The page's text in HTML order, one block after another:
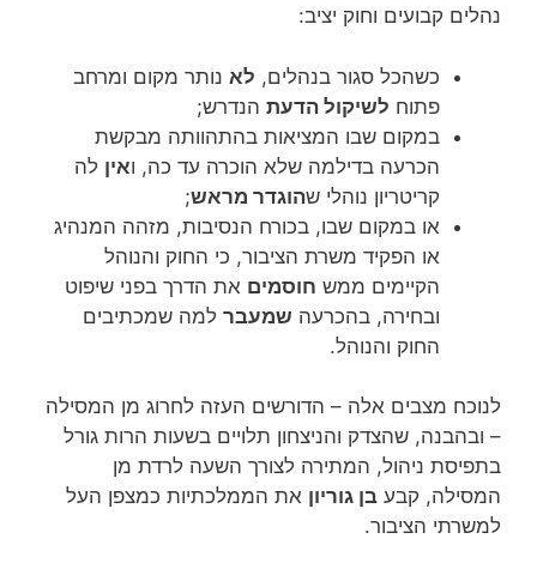
נהלים קבועים וחוק יציב:
כשהכל סגור בנהלים, לא נותר מקום ומרחב
פתוח לשיקול הדעת הנדרש;
במקום שבו המציאות בהתהוותה מבקשת
הכרעה בדילמה שלא הוכרה עד כה, ואין לה
קריטריון נוהלי שהוגדר מראש;
או במקום שבו, בכורח הנסיבות, מזהה המנהיג
או הפקיד משרת הציבור, כי החוק והנוהל
הקיימים ממש חוסמים את הדרך בפני שיפוט
ובחירה, בהכרעה שמעבר למה שמכתיבים
החוק והנוהל.
לנוכח מצבים אלה – הדורשים העזה לחרוג מן המסילה
– ובהבנה, שהצדק והניצחון תלויים בשעות הרות גורל
בתפיסת ניהול, המתירה לצורך השעה לרדת מן
המסילה, קבע בן גוריון את הממלכתיות כמצפן העל
למשרתי הציבור.